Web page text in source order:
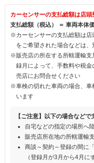
カーセンサーの支払総額は店
支払総額（税込） ＝ 車両本体
※カーセンサーの支払総額は店
をご希望された場合などは
※販売店の所在する所轄運輸支
録月によって、手数料や税
売店にお問合せください
※車検の切れた車両の場合、車
います
【ご注意】以下の場合など
自宅などの指定の場所へ
販売店所在地の所轄運輸
商談～契約～登録の間に
（登録月が3月から4月に